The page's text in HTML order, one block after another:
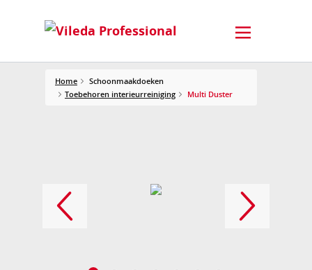
Home
Schoonmaakdoeken
Toebehoren interieurreiniging
Multi Duster